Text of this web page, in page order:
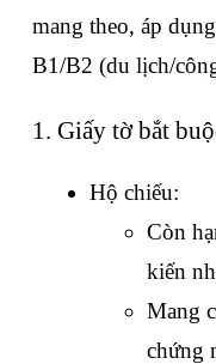
mang theo, áp
B1/B2 (du lịch/
1. Giấy tờ bắt
Hộ chiếu:
Còn
kiến
Mang
chứng